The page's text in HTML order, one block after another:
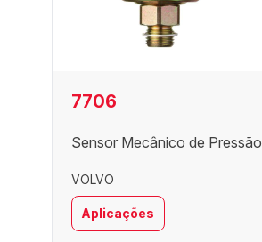
7706
Sensor Mecânico de Pressão
VOLVO
Aplicações